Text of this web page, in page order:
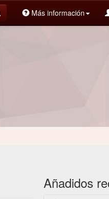
Más información
Añadidos